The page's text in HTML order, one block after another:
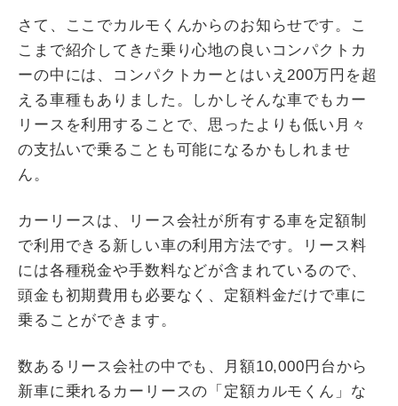
さて、ここでカルモくんからのお知らせです。こ
こまで紹介してきた乗り心地の良いコンパクトカ
ーの中には、コンパクトカーとはいえ200万円を超
える車種もありました。しかしそんな車でもカー
リースを利用することで、思ったよりも低い月々
の支払いで乗ることも可能になるかもしれませ
ん。
カーリースは、リース会社が所有する車を定額制
で利用できる新しい車の利用方法です。リース料
には各種税金や手数料などが含まれているので、
頭金も初期費用も必要なく、定額料金だけで車に
乗ることができます。
数あるリース会社の中でも、月額10,000円台から
新車に乗れるカーリースの「定額カルモくん」な